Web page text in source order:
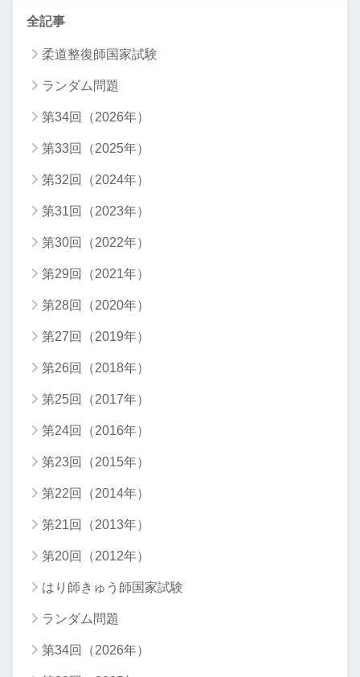
全記事
柔道整復師国家試験
ランダム問題
第34回（2026年）
第33回（2025年）
第32回（2024年）
第31回（2023年）
第30回（2022年）
第29回（2021年）
第28回（2020年）
第27回（2019年）
第26回（2018年）
第25回（2017年）
第24回（2016年）
第23回（2015年）
第22回（2014年）
第21回（2013年）
第20回（2012年）
はり師きゅう師国家試験
ランダム問題
第34回（2026年）